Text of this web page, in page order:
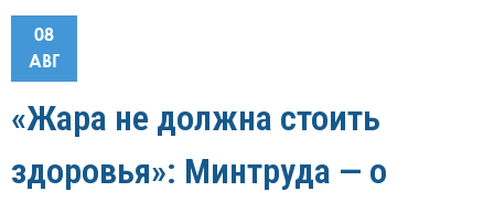
08
АВГ
«Жара не должна стоить
здоровья»: Минтруда — о